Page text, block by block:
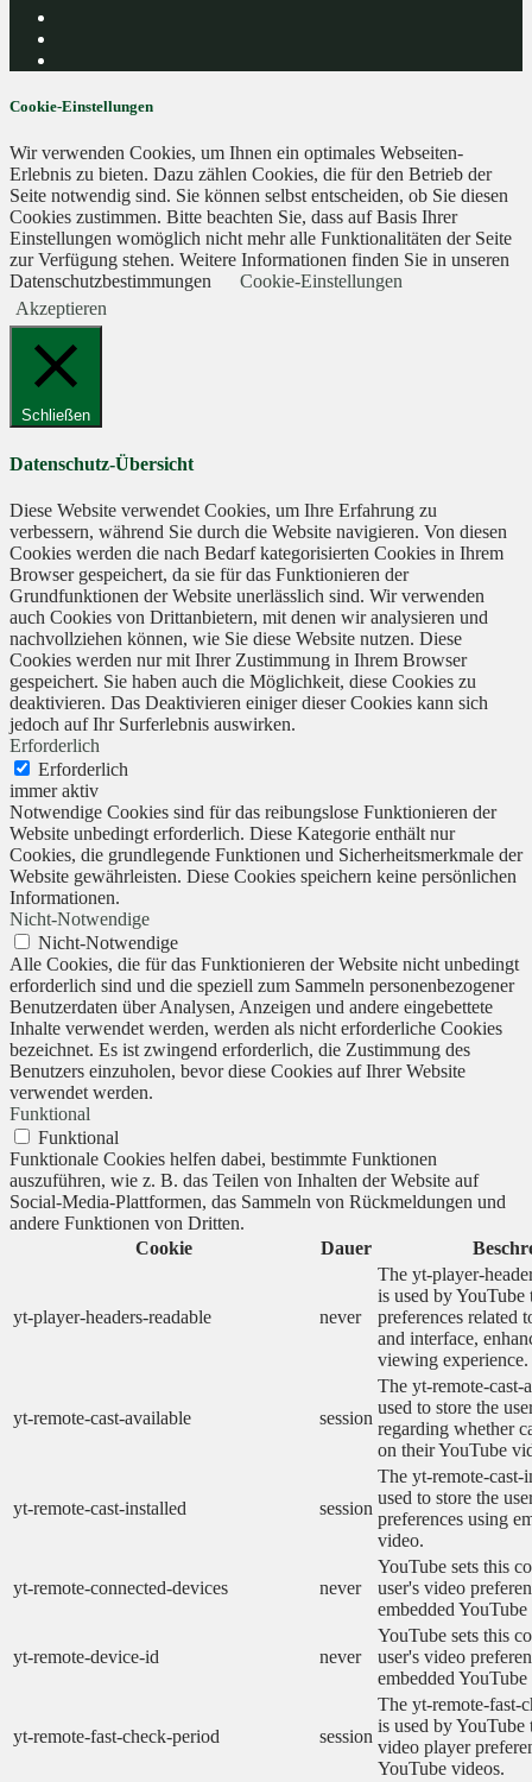
Cookie-Einstellungen
Wir verwenden Cookies, um Ihnen ein optimales Webseiten-
Erlebnis zu bieten. Dazu zählen Cookies, die für den Betrieb der
Seite notwendig sind. Sie können selbst entscheiden, ob Sie diesen
Cookies zustimmen. Bitte beachten Sie, dass auf Basis Ihrer
Einstellungen womöglich nicht mehr alle Funktionalitäten der Seite
zur Verfügung stehen. Weitere Informationen finden Sie in unseren
Datenschutzbestimmungen
Cookie-Einstellungen
Akzeptieren
Schließen
Datenschutz-Übersicht
Diese Website verwendet Cookies, um Ihre Erfahrung zu
verbessern, während Sie durch die Website navigieren. Von diesen
Cookies werden die nach Bedarf kategorisierten Cookies in Ihrem
Browser gespeichert, da sie für das Funktionieren der
Grundfunktionen der Website unerlässlich sind. Wir verwenden
auch Cookies von Drittanbietern, mit denen wir analysieren und
nachvollziehen können, wie Sie diese Website nutzen. Diese
Cookies werden nur mit Ihrer Zustimmung in Ihrem Browser
gespeichert. Sie haben auch die Möglichkeit, diese Cookies zu
deaktivieren. Das Deaktivieren einiger dieser Cookies kann sich
jedoch auf Ihr Surferlebnis auswirken.
Erforderlich
Erforderlich
immer aktiv
Notwendige Cookies sind für das reibungslose Funktionieren der
Website unbedingt erforderlich. Diese Kategorie enthält nur
Cookies, die grundlegende Funktionen und Sicherheitsmerkmale der
Website gewährleisten. Diese Cookies speichern keine persönlichen
Informationen.
Nicht-Notwendige
Nicht-Notwendige
Alle Cookies, die für das Funktionieren der Website nicht unbedingt
erforderlich sind und die speziell zum Sammeln personenbezogener
Benutzerdaten über Analysen, Anzeigen und andere eingebettete
Inhalte verwendet werden, werden als nicht erforderliche Cookies
bezeichnet. Es ist zwingend erforderlich, die Zustimmung des
Benutzers einzuholen, bevor diese Cookies auf Ihrer Website
verwendet werden.
Funktional
Funktional
Funktionale Cookies helfen dabei, bestimmte Funktionen
auszuführen, wie z. B. das Teilen von Inhalten der Website auf
Social-Media-Plattformen, das Sammeln von Rückmeldungen und
andere Funktionen von Dritten.
Cookie
Dauer
yt-player-headers-readable never
The yt-player-
is used by YouTube
preferences related
and interface,
viewing experience.
yt-remote-cast-available session
The yt-remote-cast-
used to store the
regarding whether
on their YouTube
yt-remote-cast-installed session
The yt-remote-cast-
used to store the
preferences using
video.
yt-remote-connected-devices never
YouTube sets this
user's video
embedded
yt-remote-device-id never
YouTube sets this
user's video
embedded
yt-remote-fast-check-period session
The yt-remote-fast-
is used by YouTube
video player
YouTube videos.